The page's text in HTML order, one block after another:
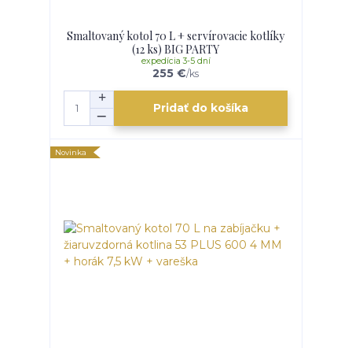
Smaltovaný kotol 70 L + servírovacie kotlíky
(12 ks) BIG PARTY
255 €/ks
expedícia 3-5 dní
Pridať do košíka
Novinka